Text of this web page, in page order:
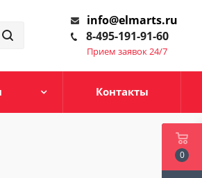
info@elmarts.ru
8-495-191-91-60
Прием заявок 24/7
Контакты
0